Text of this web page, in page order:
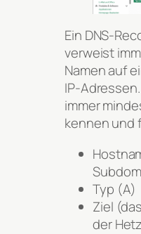
Ein DNS-
verweist
Namen auf
IP-
immer
kennen und
Typ (A)
Ziel
der